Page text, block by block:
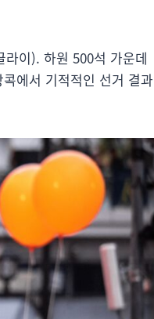
라이). 하원 500석 가운데
에서 기적적인 선거 결과